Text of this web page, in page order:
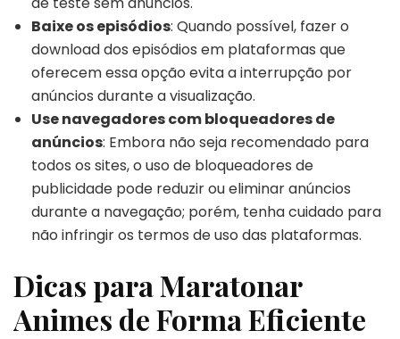
Baixe os episódios: Quando possível, fazer o
download dos episódios em plataformas que
oferecem essa opção evita a interrupção por
anúncios durante a visualização.
Use navegadores com bloqueadores de
anúncios: Embora não seja recomendado para
todos os sites, o uso de bloqueadores de
publicidade pode reduzir ou eliminar anúncios
durante a navegação; porém, tenha cuidado para
não infringir os termos de uso das plataformas.
Dicas para Maratonar
Animes de Forma Eficiente